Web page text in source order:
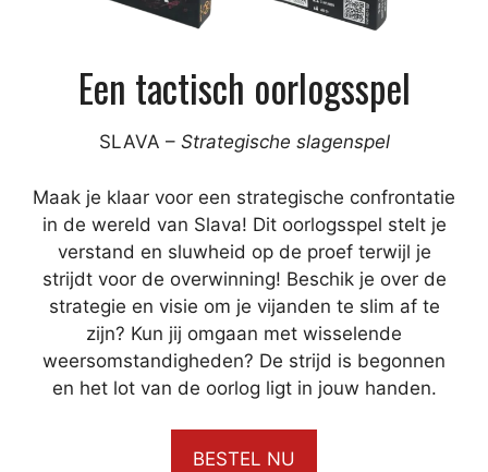
Een tactisch oorlogsspel
SLAVA – Strategische slagenspel
Maak je klaar voor een strategische confrontatie
in de wereld van Slava! Dit oorlogsspel stelt je
verstand en sluwheid op de proef terwijl je
strijdt voor de overwinning! Beschik je over de
strategie en visie om je vijanden te slim af te
zijn? Kun jij omgaan met wisselende
weersomstandigheden? De strijd is begonnen
en het lot van de oorlog ligt in jouw handen.
BESTEL NU